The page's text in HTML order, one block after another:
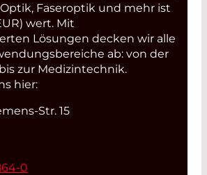
Faseroptik und mehr ist
wert. Mit
Lösungen decken wir alle
ab: von der
zur Medizintechnik.
hier:
Str. 15
0